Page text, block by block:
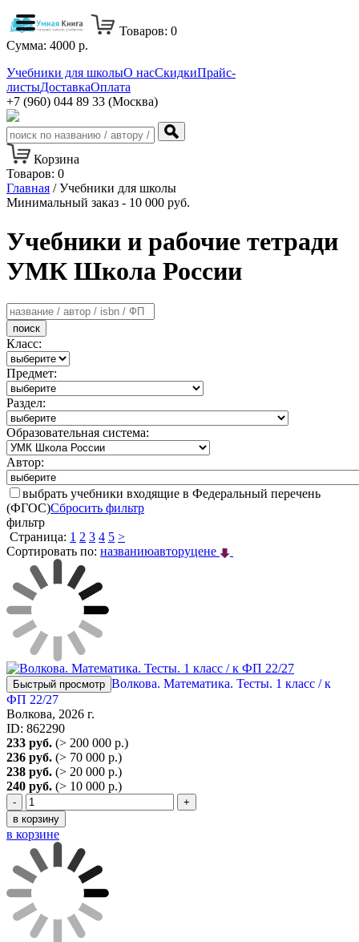
Товаров:0
Сумма: 4000 р.
Учебники для школыО насСкидкиПрайс-
листыДоставкаОплата
+7 (960) 044 89 33 (Москва)
Корзина
Товаров: 0
Главная / Учебники для школы
Минимальный заказ - 10 000 руб.
Учебники и рабочие тетради
УМК Школа России
поиск
Класс:
Предмет:
Раздел:
Образовательная система:
Автор:
выбрать учебники входящие в Федеральный перечень
(ФГОС)Сбросить фильтр
фильтр
Страница: 1 2 3 4 5 >
Сортировать по: названиюавторуцене
Быстрый просмотр Волкова. Математика. Тесты. 1 класс / к
ФП 22/27
Волкова, 2026 г.
ID: 862290
233 руб. (> 200 000 р.)
236 руб. (> 70 000 р.)
238 руб. (> 20 000 р.)
240 руб. (> 10 000 р.)
-
+
в корзину
в корзине